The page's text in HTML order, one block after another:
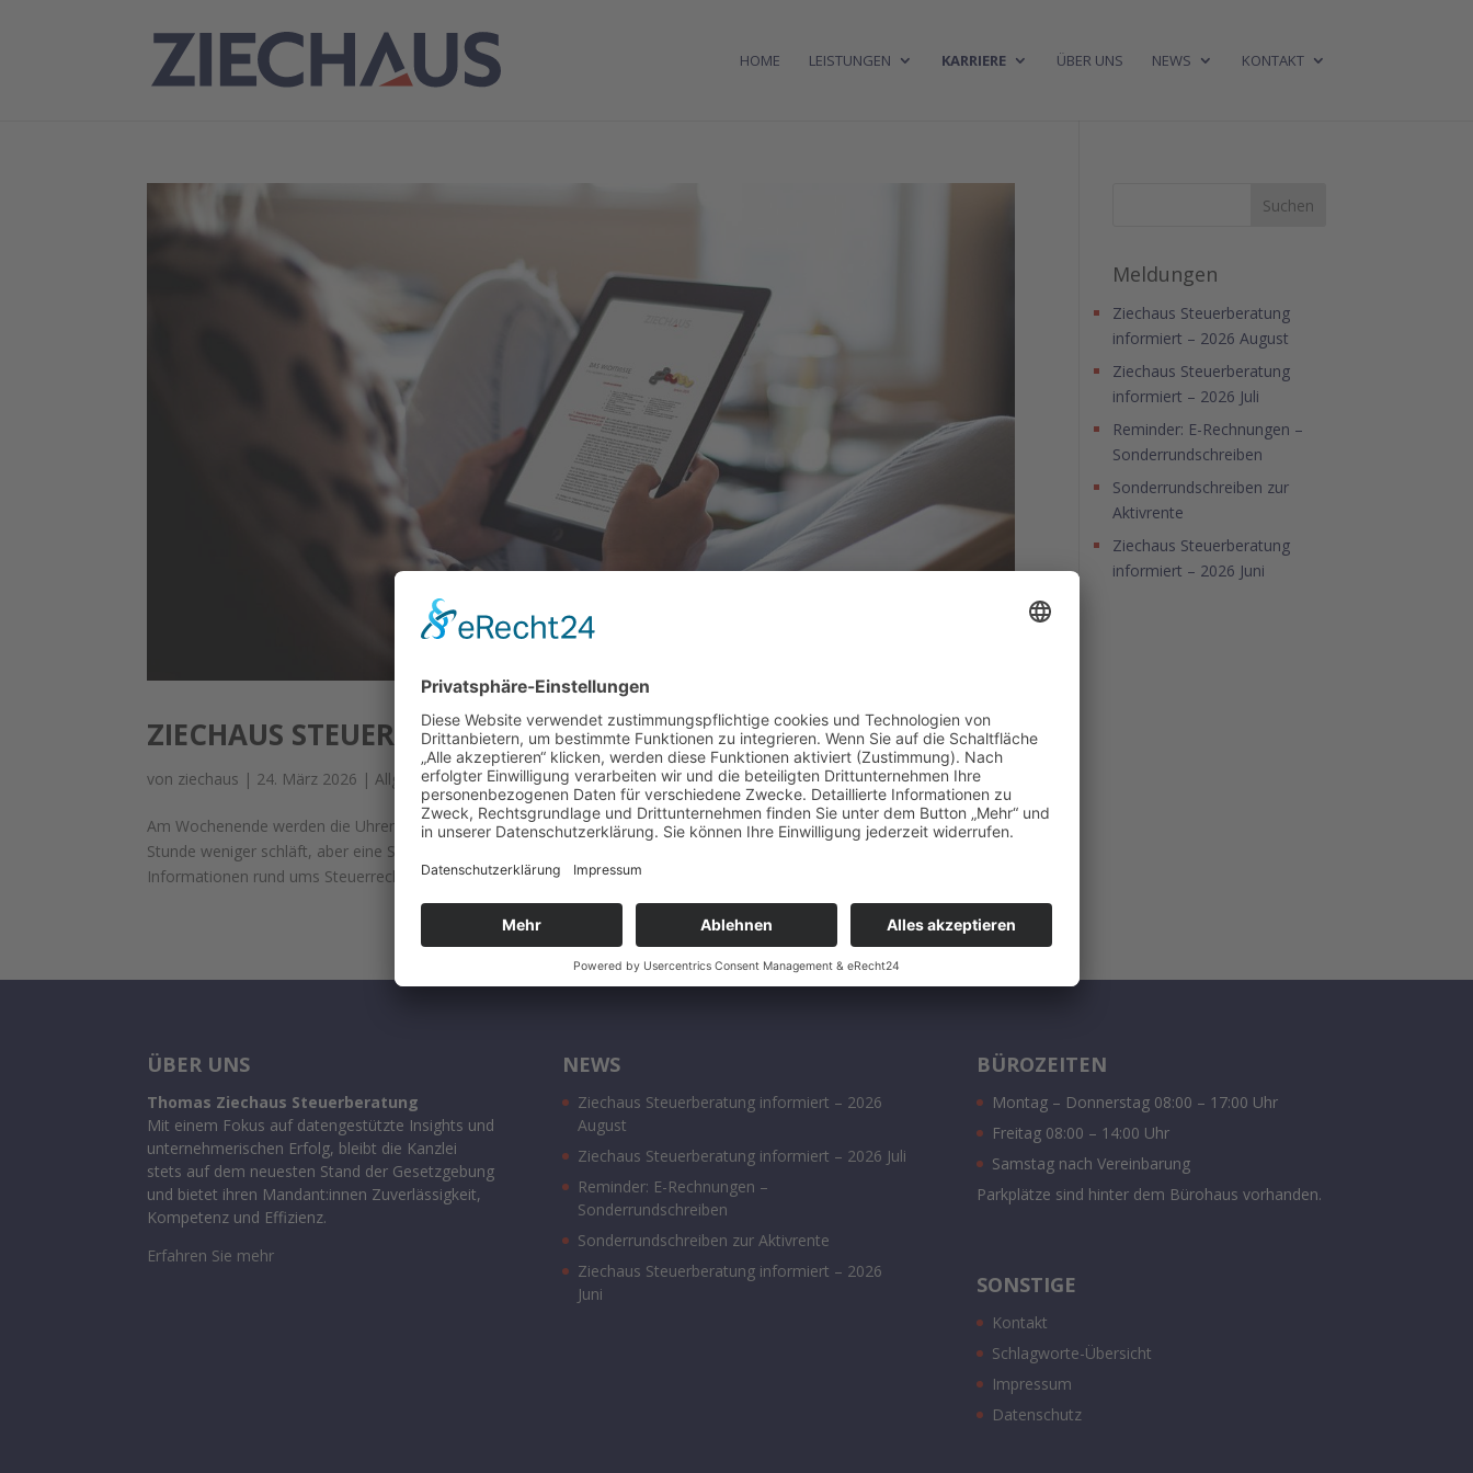
HOME LEISTUNGEN KARRIERE ÜBER UNS NEWS KONTAKT
ZIECHAUS STEUERBERATUNG INFORMIERT – 2026 APRIL
von ziechaus | 24. März 2026 | Allgemein
Am Wochenende werden die Uhren auf Sommerzeit gestellt. Ganz nach dem Motto: „Zeitumstellung ist, wenn man eine
Stunde weniger schläft, aber eine Stunde mehr Sommer hat.“ Anbei übersenden wir Ihnen unsere monatlichen
Informationen rund ums Steuerrecht. Bei...
Meldungen
Ziechaus Steuerberatung
informiert – 2026 August
Ziechaus Steuerberatung
informiert – 2026 Juli
Reminder: E-Rechnungen –
Sonderrundschreiben
Sonderrundschreiben zur
Aktivrente
Ziechaus Steuerberatung
informiert – 2026 Juni
ÜBER UNS
Thomas Ziechaus Steuerberatung
Mit einem Fokus auf datengestützte Insights und
unternehmerischen Erfolg, bleibt die Kanzlei
stets auf dem neuesten Stand der Gesetzgebung
und bietet ihren Mandant:innen Zuverlässigkeit,
Kompetenz und Effizienz.
Erfahren Sie mehr
NEWS
Ziechaus Steuerberatung informiert – 2026
August
Ziechaus Steuerberatung informiert – 2026 Juli
Reminder: E-Rechnungen –
Sonderrundschreiben
Sonderrundschreiben zur Aktivrente
Ziechaus Steuerberatung informiert – 2026
Juni
BÜROZEITEN
Montag – Donnerstag 08:00 – 17:00 Uhr
Freitag 08:00 – 14:00 Uhr
Samstag nach Vereinbarung
Parkplätze sind hinter dem Bürohaus vorhanden.
SONSTIGE
Kontakt
Schlagworte-Übersicht
Impressum
Datenschutz